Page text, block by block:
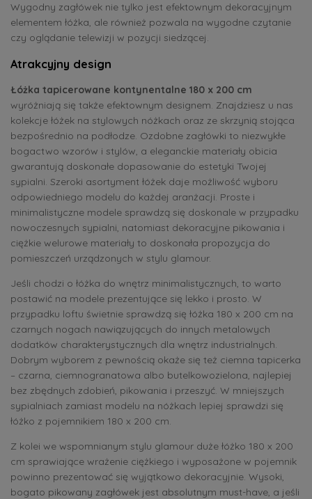
Wygodny zagłówek nie tylko jest efektownym dekoracyjnym
elementem łóżka, ale również pozwala na wygodne czytanie
czy oglądanie telewizji w pozycji siedzącej.
Atrakcyjny design
Łóżka tapicerowane kontynentalne 180 x 200 cm
wyróżniają się także efektownym designem. Znajdziesz u nas
kolekcje łóżek na stylowych nóżkach oraz ze skrzynią stojąca
bezpośrednio na podłodze. Ozdobne zagłówki to niezwykłe
bogactwo wzorów i stylów, a eleganckie materiały obicia
gwarantują doskonałe dopasowanie do estetyki Twojej
sypialni. Szeroki asortyment łóżek daje możliwość wyboru
odpowiedniego modelu do każdej aranżacji. Proste i
minimalistyczne modele sprawdzą się doskonale w przypadku
nowoczesnych sypialni, natomiast dekoracyjne pikowania i
ciężkie welurowe materiały to doskonała propozycja do
pomieszczeń urządzonych w stylu glamour.
Jeśli chodzi o łóżka do wnętrz minimalistycznych, to warto
postawić na modele prezentujące się lekko i prosto. W
przypadku loftu świetnie sprawdzą się łóżka 180 x 200 cm na
czarnych nogach nawiązujących do innych metalowych
dodatków charakterystycznych dla wnętrz industrialnych.
Dobrym wyborem z pewnością okaże się też ciemna tapicerka
– czarna, ciemnogranatowa albo butelkowozielona, najlepiej
bez zbędnych zdobień, pikowania i przeszyć. W mniejszych
sypialniach zamiast modelu na nóżkach lepiej sprawdzi się
łóżko z pojemnikiem 180 x 200 cm.
Z kolei we wspomnianym stylu glamour duże łóżko 180 x 200
cm sprawiające wrażenie ciężkiego i wyposażone w pojemnik
powinno prezentować się wyjątkowo dekoracyjnie. Wysoki,
bogato pikowany zagłówek jest absolutnym must-have, a jeśli